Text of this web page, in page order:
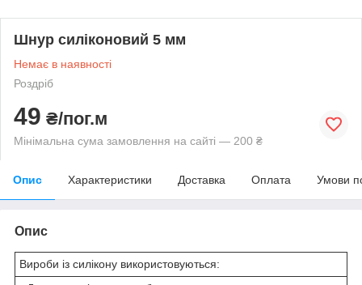
Шнур силіконовий 5 мм
Немає в наявності
Роздріб
49 ₴/пог.м
Мінімальна сума замовлення на сайті — 200 ₴
Опис Характеристики Доставка Оплата Умови
Опис
Вироби із силікону використовуються: